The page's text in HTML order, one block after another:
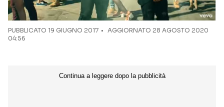
PUBBLICATO 19 GIUGNO 2017
AGGIORNATO 28 AGOSTO 2020
04:56